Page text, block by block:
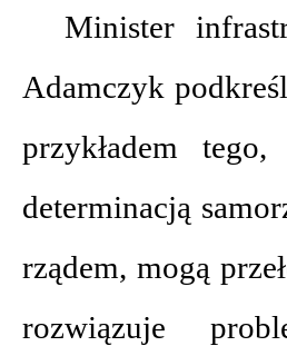
Minister
Adamczyk
przykładem
determinacją
rządem, mogą
rozwiązuje